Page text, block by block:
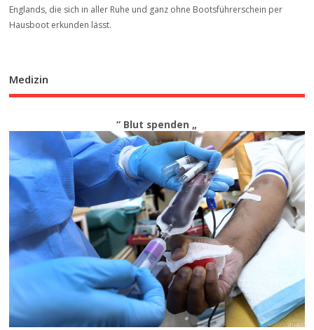
Englands, die sich in aller Ruhe und ganz ohne Bootsführerschein per
Hausboot erkunden lässt.
Medizin
“ Blut spenden „